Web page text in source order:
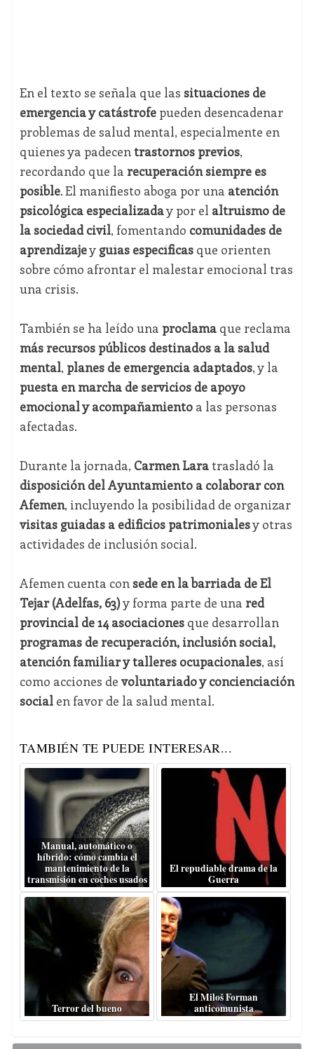
En el texto se señala que las situaciones de
emergencia y catástrofepueden desencadenar
problemas de salud mental, especialmente en
quienes ya padecentrastornos previos,
recordando que la recuperación siempre es
posible. El manifiesto aboga por una atención
psicológica especializaday por el altruismo de
la sociedad civil, fomentando comunidades de
aprendizajey guías específicasque orienten
sobre cómo afrontar el malestar emocional tras
una crisis.
También se ha leído una proclamaque reclama
más recursos públicos destinados a la salud
mental, planes de emergencia adaptados, y la
puesta en marcha de servicios de apoyo
emocional y acompañamientoa las personas
afectadas.
Durante la jornada, Carmen Laratrasladó la
disposición del Ayuntamiento a colaborar con
Afemen, incluyendo la posibilidad de organizar
visitas guiadas a edificios patrimonialesy otras
actividades de inclusión social.
Afemen cuenta consede en la barriada de El
Tejar (Adelfas, 63)y forma parte de una red
provincial de 14 asociacionesque desarrollan
programas de recuperación, inclusión social,
atención familiar y talleres ocupacionales, así
como acciones de voluntariado y concienciación
socialen favor de la salud mental.
TAMBIÉN TE PUEDE INTERESAR...
Manual, automático o
híbrido: cómo cambia el
mantenimiento de la
transmisión en coches usados
El repudiable drama de la
Guerra
Terror del bueno
El Miloš Forman
anticomunista